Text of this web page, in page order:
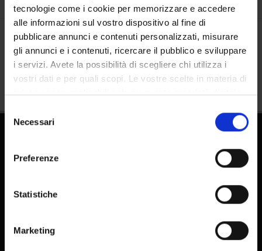
tecnologie come i cookie per memorizzare e accedere
alle informazioni sul vostro dispositivo al fine di
pubblicare annunci e contenuti personalizzati, misurare
gli annunci e i contenuti, ricercare il pubblico e sviluppare
i servizi. Avete la possibilità di scegliere chi utilizza i
vostri dati e per quali scopi. Le vostre scelte in materia di
privacy sono applicabili solo su questa proprietà digitale
modificare o revocare il proprio consenso in qualsiasi
momento dalla Dichiarazione sui cookie o facendo clic
raccogliere informazioni sulla tua posizione
geografica, con un'approssimazione di qualche
Identificare il tuo dispositivo, scansionandolo
delNecessari
Preferenze
Statistiche
Marketing
Condividi
E-learning